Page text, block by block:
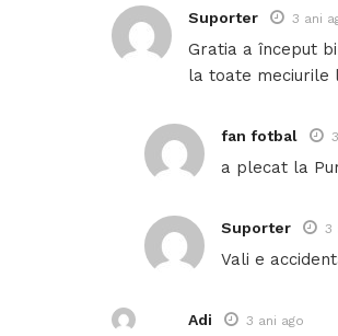
Suporter 3 ani
Gratia a început
la toate meciurile
fan fotbal
a plecat la
Suporter 3
Vali e
Adi 3 ani ago